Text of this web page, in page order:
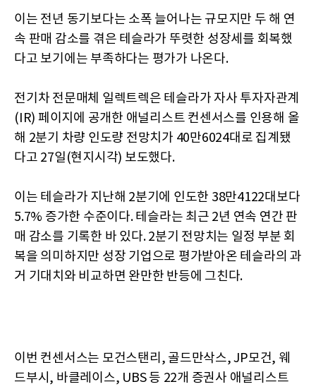
이는 전년 동기보다는 소폭 늘어나는 규모지만 두 해 연
속 판매 감소를 겪은 테슬라가 뚜렷한 성장세를 회복했
다고 보기에는 부족하다는 평가가 나온다.
전기차 전문매체 일렉트렉은 테슬라가 자사 투자자관계
(IR) 페이지에 공개한 애널리스트 컨센서스를 인용해 올
해 2분기 차량 인도량 전망치가 40만6024대로 집계됐
다고 27일(현지시각) 보도했다.
이는 테슬라가 지난해 2분기에 인도한 38만4122대보다
5.7% 증가한 수준이다. 테슬라는 최근 2년 연속 연간 판
매 감소를 기록한 바 있다. 2분기 전망치는 일정 부분 회
복을 의미하지만 성장 기업으로 평가받아온 테슬라의 과
거 기대치와 비교하면 완만한 반등에 그친다.
이번 컨센서스는 모건스탠리, 골드만삭스, JP모건, 웨
드부시, 바클레이스, UBS 등 22개 증권사 애널리스트